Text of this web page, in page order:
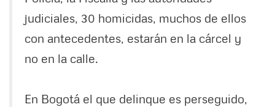
judiciales, 30 homicidas, muchos de ellos
con antecedentes, estarán en la cárcel y
no en la calle.
En Bogotá el que delinque es perseguido,